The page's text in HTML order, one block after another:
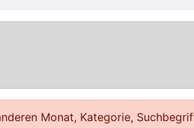
Monat, Kategorie,